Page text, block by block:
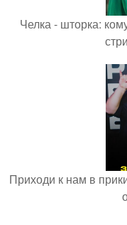
Челка - шторка:
Приходи к нам в